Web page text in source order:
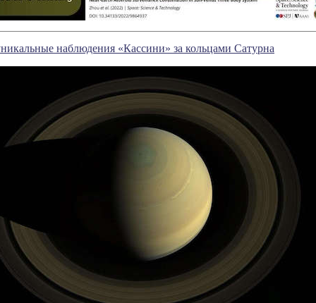
наблюдения «Кассини» за кольцами Сатурна